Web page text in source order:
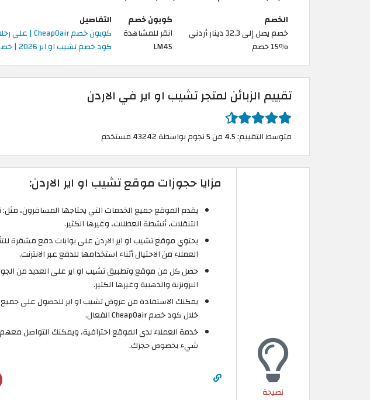
الخصم كوبون خصم
التفاصيل
خصم يصل إلى 32.3 دينار أردني
انقر للمشاهدة
كوبون خصم CheapOair | على رحلات الطيران
15% خصم
LM45 كود خصم تشيب او اير 2026 | خصم مميز على رحلتك القادمة
تقييم الزبائن لمتجر تشيب او اير في الاردن
متوسط التقييم: 4.5 من 5 نجوم بواسطة 43242 مستخدم
نصيحة
مزايا حجوزات موقع تشيب او اير الاردن:
يقدم الموقع جميع الخدمات التي يحتاجها المسافرون، مثل:
التنقلات، أنشطة العطلات، وغيرها الكثير.
يحتوي موقع تشيب او اير الاردن على بوابات دفع مشفرة
العملاء من الاحتيال أثناء استخدامها للدفع عبر الانترنت.
حصل كل من موقع وتطبيق تشيب او اير على العديد من
البرونزية والذهبية وغيرها الكثير.
يمكنك الاستفادة من عروض تشيب او اير للحصول على
خلال كود خصم CheapOair الفعال.
خدمة العملاء لدى الموقع احترافية، ويمكنك التواصل
شيء بخصوص حجزك.